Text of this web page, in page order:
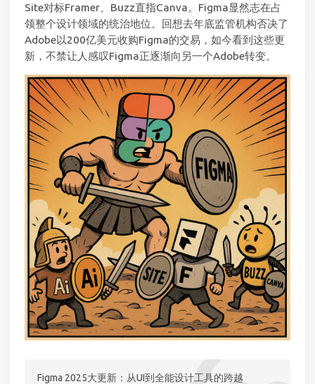
Site对标Framer、Buzz直指Canva。Figma显然志在占
领整个设计领域的统治地位。回想去年底监管机构否决了
Adobe以200亿美元收购Figma的交易，如今看到这些更
新，不禁让人感叹Figma正逐渐向另一个Adobe转变。
Figma 2025大更新：从UI到全能设计工具的跨越